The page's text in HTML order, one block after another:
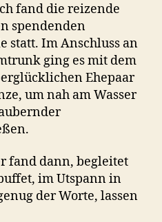
fand die reizende
spendenden
statt. Im Anschluss an
ging es mit dem
Ehepaar
um nah am Wasser
fand dann, begleitet
im Utspann in
der Worte, lassen